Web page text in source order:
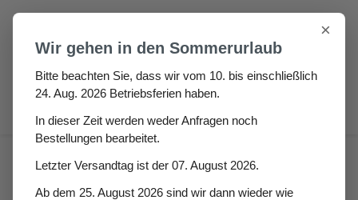
Zum Hauptinhalt springen
Haus
Fenster- / Türprofile
×
Wir gehen in den Sommerurlaub
Bitte beachten Sie, dass wir vom 10. bis einschließlich
24. Aug. 2026 Betriebsferien haben.
In dieser Zeit werden weder Anfragen noch
Bestellungen bearbeitet.
Letzter Versandtag ist der 07. August 2026.
Ab dem 25. August 2026 sind wir dann wieder wie